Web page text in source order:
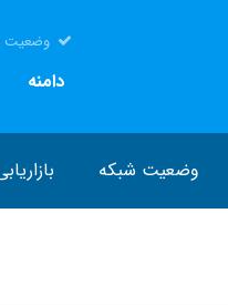
دامنه
وضعیت
وضعیت شبکه